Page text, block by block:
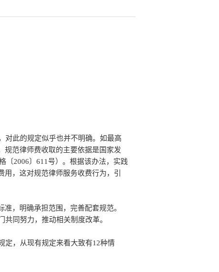
对此的规定似乎也并不明确。如最高
规范律师费收取的主要依据是国家发
〔2006〕611号）。根据该办法，实践
，这对规范律师服务收费行为，引
，明确承担范围，完善配套规范。
同努力，推动相关制度改革。
定，从现有规定来看大致有12种情